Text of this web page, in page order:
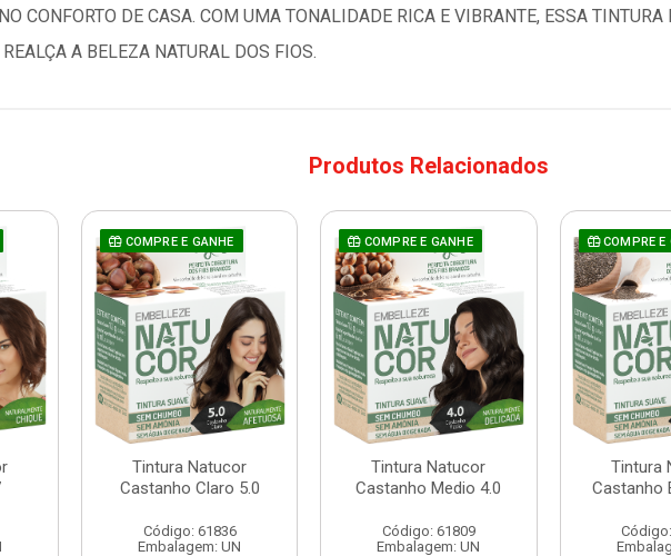
CONFORTO DE CASA. COM UMA TONALIDADE RICA E VIBRANTE, ESSA
A BELEZA NATURAL DOS FIOS.
Produtos Relacionados
COMPRE E GANHE
Tintura Natucor
Castanho Claro 5.0
Código: 61836
Embalagem: UN
COMPRE E GANHE
Tintura Natucor
Castanho Medio 4.0
Código: 61809
Embalagem: UN
COMPRE E
Tintura
Castanho